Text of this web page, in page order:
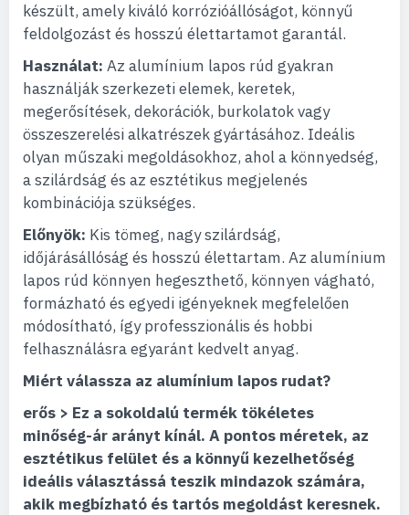
készült, amely kiváló korrózióállóságot, könnyű
feldolgozást és hosszú élettartamot garantál.
Használat: Az alumínium lapos rúd gyakran
használják szerkezeti elemek, keretek,
megerősítések, dekorációk, burkolatok vagy
összeszerelési alkatrészek gyártásához. Ideális
olyan műszaki megoldásokhoz, ahol a könnyedség,
a szilárdság és az esztétikus megjelenés
kombinációja szükséges.
Előnyök: Kis tömeg, nagy szilárdság,
időjárásállóság és hosszú élettartam. Az alumínium
lapos rúd könnyen hegeszthető, könnyen vágható,
formázható és egyedi igényeknek megfelelően
módosítható, így professzionális és hobbi
felhasználásra egyaránt kedvelt anyag.
Miért válassza az alumínium lapos rudat?
erős > Ez a sokoldalú termék tökéletes
minőség-ár arányt kínál. A pontos méretek, az
esztétikus felület és a könnyű kezelhetőség
ideális választássá teszik mindazok számára,
akik megbízható és tartós megoldást keresnek.